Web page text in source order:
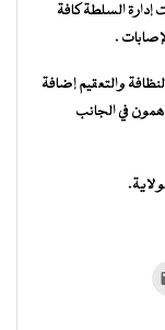
السلطة كافة
.
والتعقيم إضافة
في الجانب